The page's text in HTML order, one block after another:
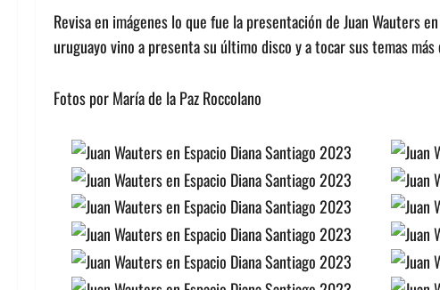
Revisa en imágenes lo que fue la presentación de Juan Wauters
uruguayo vino a presenta su último disco y a tocar sus temas
Fotos por María de la Paz Roccolano